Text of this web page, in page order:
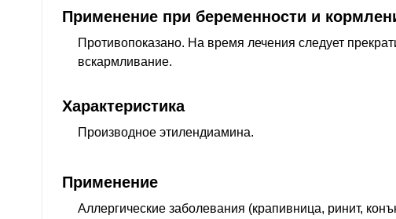
Применение при беременности и
Противопоказано. На время лечения следует
вскармливание.
Характеристика
Производное этилендиамина.
Применение
Аллергические заболевания (крапивница, ринит,